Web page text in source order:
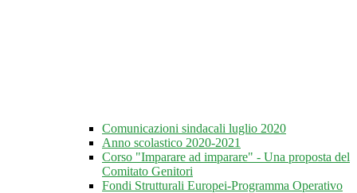
Comunicazioni sindacali luglio 2020
Anno scolastico 2020-2021
Corso "Imparare ad imparare" - Una proposta del
Comitato Genitori
Fondi Strutturali Europei-Programma Operativo